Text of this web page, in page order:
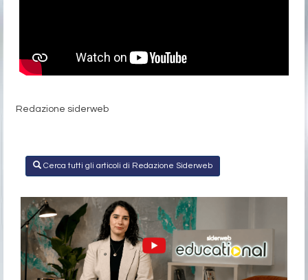
Redazione siderweb
Cerca tutti gli articoli di Redazione Siderweb